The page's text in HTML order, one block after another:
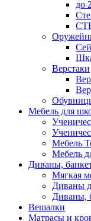
до
Верстаки
Мебель для
Мебель
Мебель
Диваны,
Мягкая
Диваны
Диваны,
Вешалки
Матрасы и